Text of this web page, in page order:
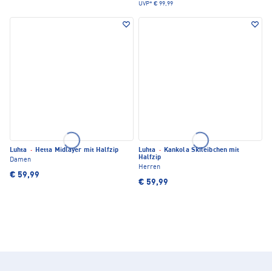
UVP* € 99,99
Luhta · Hetta Midlayer mit Halfzip
Damen
€ 59,99
Luhta · Kankola Skileibchen mit
Halfzip
Herren
€ 59,99